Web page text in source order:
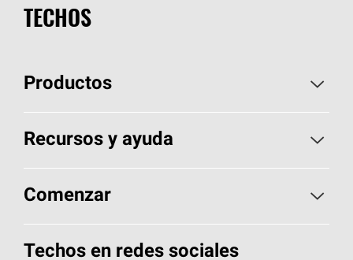
TECHOS
Productos
Elija sus tejas
Encuentre un contratista
Componentes para techos
Recursos y ayuda
Aspectos básicos sobre techos
Herramientas de diseño y color
Comenzar
Llame al 1-800-GET-PINK®
Techos en redes sociales